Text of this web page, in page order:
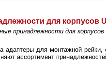
для корпусов
принадлежности для корпусов
адаптеры для монтажной
ассортимент